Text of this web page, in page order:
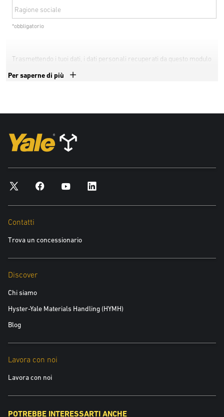
Ragione sociale
*obbligatorio
Trasmettendo i tuoi dati, i dati personali recuperati da questo modulo
nel rispondere alla tua richiesta possono essere condivisi con tutti i
invitiamo a consultare la nostra Informativa sulla Privacy.
Sì, includetemi nelle future comunicazioni in merito ai
prodotti e ai servizi di Yale
Per saperne di più
Contatti
Trova un concessionario
Discover
Chi siamo
Hyster-Yale Materials Handling (HYMH)
Blog
Lavora con noi
Lavora con noi
POTREBBE INTERESSARTI ANCHE